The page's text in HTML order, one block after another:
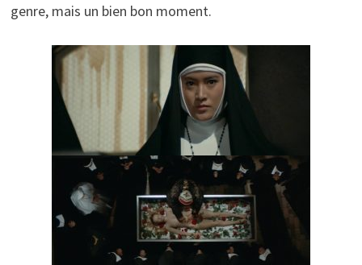
genre, mais un bien bon moment.